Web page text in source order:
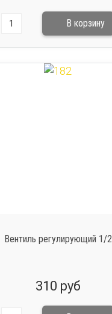
Вентиль регулирующий 1/2
310 руб